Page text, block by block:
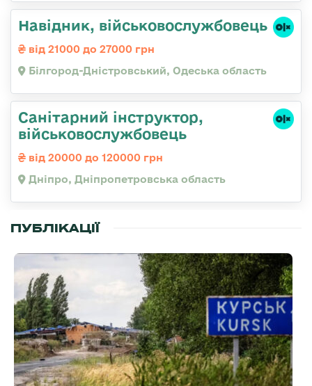
Навідник, військовослужбовець
від 21000 до 27000 грн
Білгород-Дністровський, Одеська область
Санітарний інструктор,
військовослужбовець
від 20000 до 120000 грн
Дніпро, Дніпропетровська область
ПУБЛІКАЦІЇ